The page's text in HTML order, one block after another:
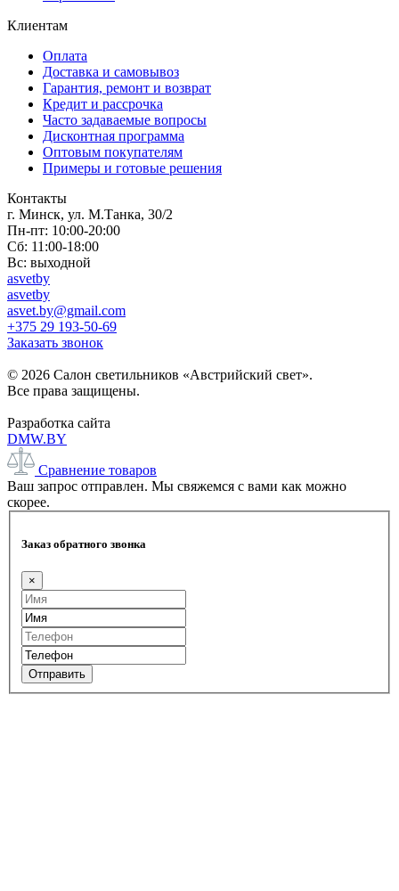
Клиентам
Оплата
Доставка и самовывоз
Гарантия, ремонт и возврат
Кредит и рассрочка
Часто задаваемые вопросы
Дисконтная программа
Оптовым покупателям
Примеры и готовые решения
Контакты
г. Минск, ул. М.Танка, 30/2
Пн-пт: 10:00-20:00
Сб: 11:00-18:00
Вс: выходной
asvetby
asvetby
asvet.by@gmail.com
+375 29 193-50-69
Заказать звонок
© 2026 Салон светильников «Австрийский свет».
Все права защищены.
Разработка сайта
DMW.BY
Сравнение товаров
Ваш запрос отправлен. Мы свяжемся с вами как можно
скорее.
Заказ обратного звонка
×
Отправить